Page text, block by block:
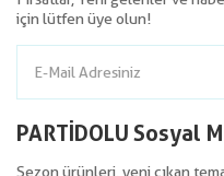
için lütfen üye olun!
PARTİDOLU Sosyal
Sezon ürünleri, yeni çıkan